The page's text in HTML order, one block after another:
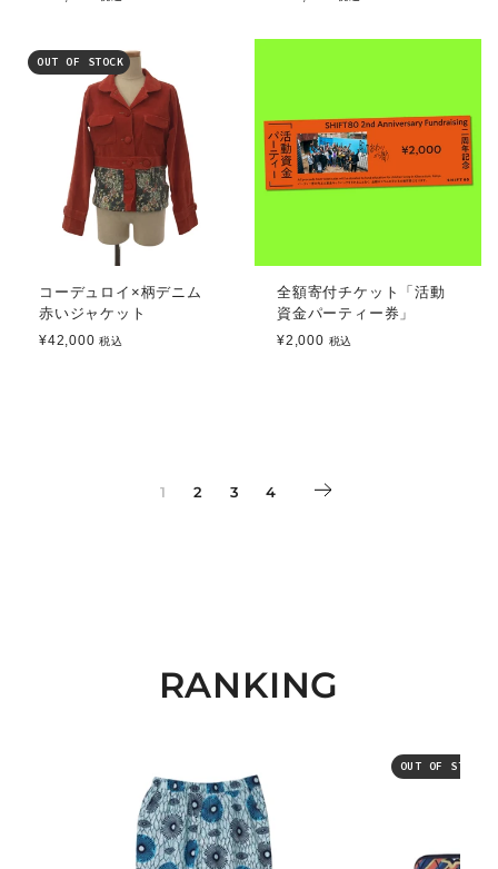
OUT OF STOCK
コーデュロイ×柄デニム
赤いジャケット
¥42,000税込
全額寄付チケット「活動
資金パーティー券」
¥2,000 税込
1 2 3 4
RANKING
OUT OF STOCK